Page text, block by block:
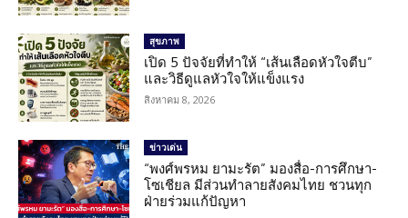
สุขภาพ
เปิด 5 ปัจจัยที่ทำให้ “เส้นเลือดหัวใจตีบ”
และวิธีดูแลหัวใจให้แข็งแรง
สิงหาคม 8, 2026
ข่าวเด่น
“พงศ์พรหม ยามะรัต” มองสื่อ-การศึกษา-
โซเชียล มีส่วนทำลายสังคมไทย ชวนทุก
ฝ่ายร่วมแก้ปัญหา